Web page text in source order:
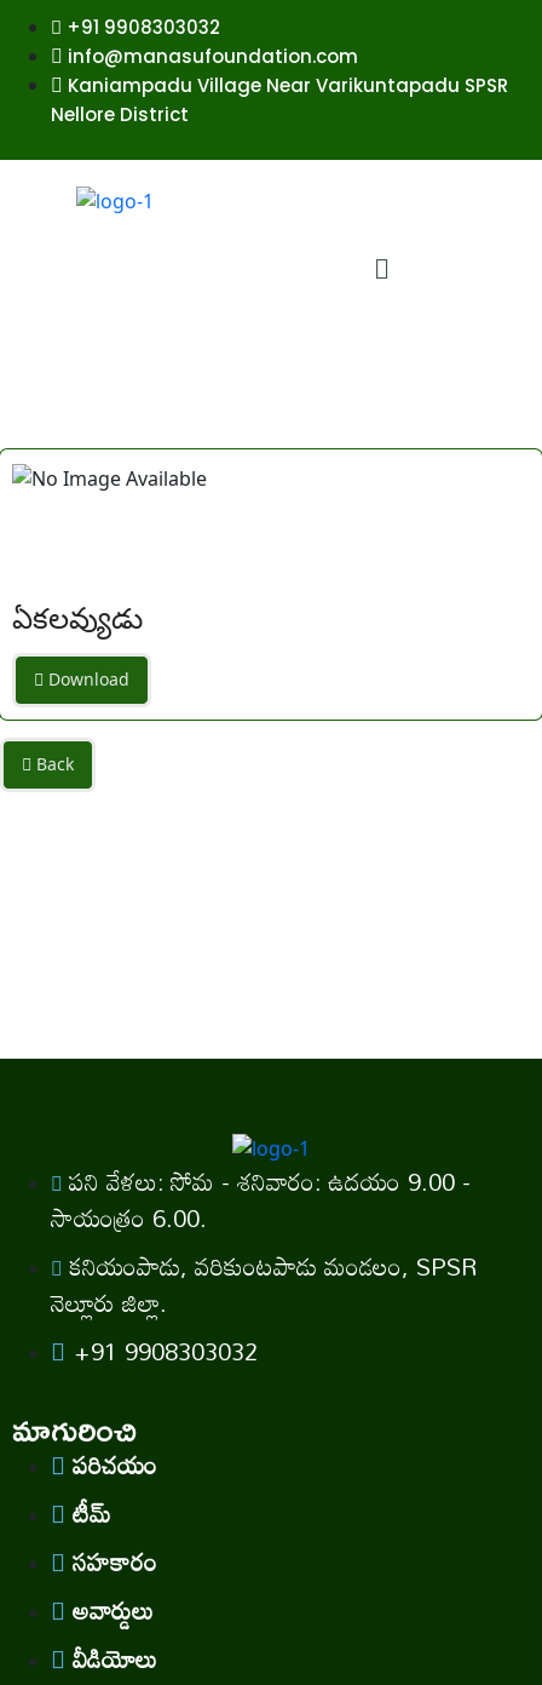
+91 9908303032
info@manasufoundation.com
Kaniampadu Village Near Varikuntapadu SPSR
Nellore District
ఏకలవ్యుడు
Download
Back
పని వేళలు: సోమ - శనివారం: ఉదయం 9.00 -
సాయంత్రం 6.00.
కనియంపాడు, వరికుంటపాడు మండలం, SPSR
నెల్లూరు జిల్లా.
+91 9908303032
మాగురించి
పరిచయం
టీమ్
సహకారం
అవార్డులు
వీడియోలు